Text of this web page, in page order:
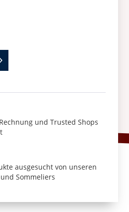
und Trusted Shops
ausgesucht von unseren
Sommeliers